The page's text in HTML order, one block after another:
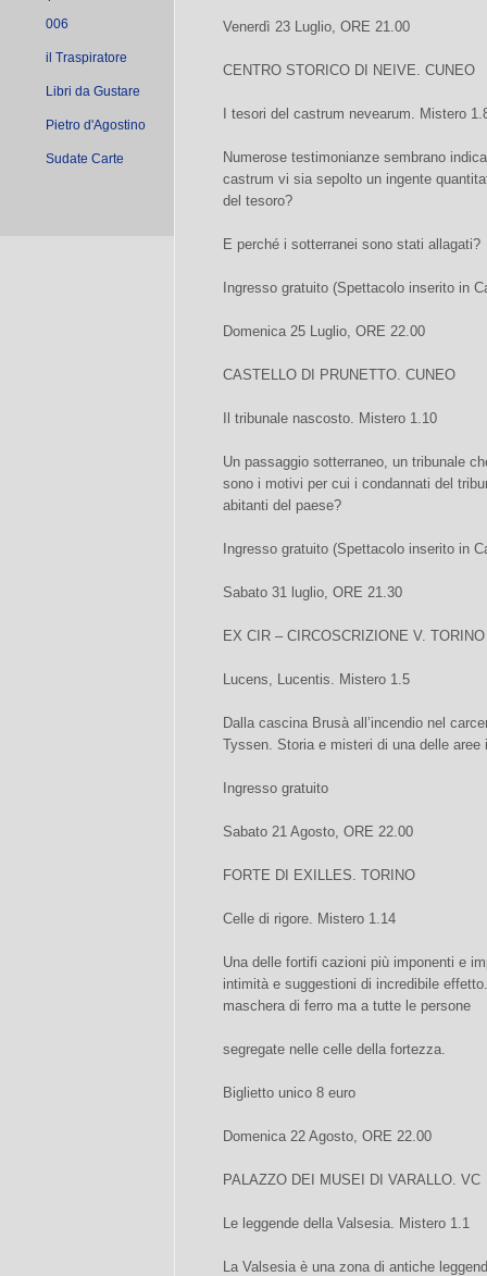
006
il Traspiratore
Libri da Gustare
Pietro d'Agostino
Sudate Carte
Venerdì 23 Luglio, ORE 21.00
CENTRO STORICO DI NEIVE. CUNEO
I tesori del castrum nevearum. Mistero
Numerose testimonianze sembrano
castrum vi sia sepolto un ingente
del tesoro?
E perché i sotterranei sono stati allagati?
Ingresso gratuito (Spettacolo inserito in
Domenica 25 Luglio, ORE 22.00
CASTELLO DI PRUNETTO. CUNEO
Il tribunale nascosto. Mistero 1.10
Un passaggio sotterraneo, un tribunale
sono i motivi per cui i condannati del
abitanti del paese?
Ingresso gratuito (Spettacolo inserito in
Sabato 31 luglio, ORE 21.30
EX CIR – CIRCOSCRIZIONE V. TORINO
Lucens, Lucentis. Mistero 1.5
Dalla cascina Brusà all’incendio nel
Tyssen. Storia e misteri di una delle
Ingresso gratuito
Sabato 21 Agosto, ORE 22.00
FORTE DI EXILLES. TORINO
Celle di rigore. Mistero 1.14
Una delle fortifi cazioni più imponenti e
intimità e suggestioni di incredibile
maschera di ferro ma a tutte le persone
segregate nelle celle della fortezza.
Biglietto unico 8 euro
Domenica 22 Agosto, ORE 22.00
PALAZZO DEI MUSEI DI VARALLO. VC
Le leggende della Valsesia. Mistero 1.1
La Valsesia è una zona di antiche